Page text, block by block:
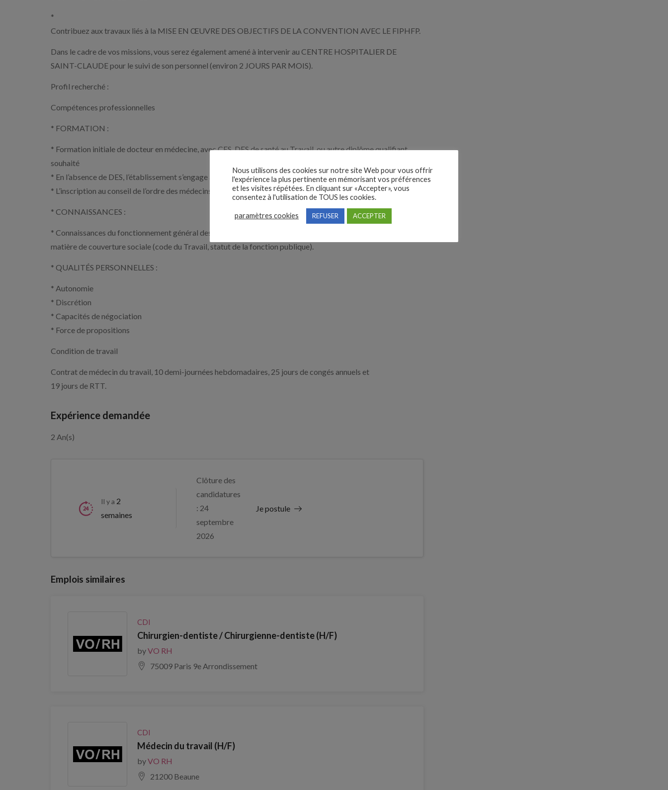
*
Contribuez aux travaux liés à la MISE EN ŒUVRE DES OBJECTIFS DE LA CONVENTION AVEC LE FIPHFP.
Dans le cadre de vos missions, vous serez également amené à intervenir au CENTRE HOSPITALIER DE
SAINT-CLAUDE pour le suivi de son personnel (environ 2 JOURS PAR MOIS).
Profil recherché :
Compétences professionnelles
* FORMATION :
* Formation initiale de docteur en médecine, avec CES, DES de santé au Travail, ou autre diplôme qualifiant
souhaité
* En l’absence de DES, l’établissement s’engage à vous former.
* L’inscription au conseil de l’ordre des médecins est obligatoire
* CONNAISSANCES :
* Connaissances du fonctionnement général des établissements de santé, et des principales réglementations en
matière de couverture sociale (code du Travail, statut de la fonction publique).
* QUALITÉS PERSONNELLES :
* Autonomie
* Discrétion
* Capacités de négociation
* Force de propositions
Condition de travail
Contrat de médecin du travail, 10 demi-journées hebdomadaires, 25 jours de congés annuels et
19 jours de RTT.
Expérience demandée
2 An(s)
Il y a 2
semaines
Clôture des
candidatures
: 24
septembre
2026
Je postule
Emplois similaires
CDI
Chirurgien-dentiste / Chirurgienne-dentiste (H/F)
byVO RH
75009 Paris 9e Arrondissement
CDI
Médecin du travail (H/F)
byVO RH
21200 Beaune
Nous utilisons des cookies sur notre site Web pour vous offrir
l'expérience la plus pertinente en mémorisant vos préférences
et les visites répétées. En cliquant sur «Accepter», vous
consentez à l'utilisation de TOUS les cookies.
paramètres cookies REFUSER ACCEPTER